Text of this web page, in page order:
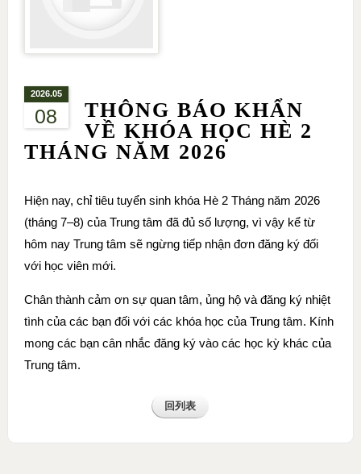
2026.05
08
THÔNG BÁO KHẨN
VỀ KHÓA HỌC HÈ 2
THÁNG NĂM 2026
Hiện nay, chỉ tiêu tuyển sinh khóa Hè 2 Tháng năm 2026
(tháng 7–8) của Trung tâm đã đủ số lượng, vì vậy kể từ
hôm nay Trung tâm sẽ ngừng tiếp nhận đơn đăng ký đối
với học viên mới.
Chân thành cảm ơn sự quan tâm, ủng hộ và đăng ký nhiệt
tình của các bạn đối với các khóa học của Trung tâm. Kính
mong các bạn cân nhắc đăng ký vào các học kỳ khác của
Trung tâm.
回列表